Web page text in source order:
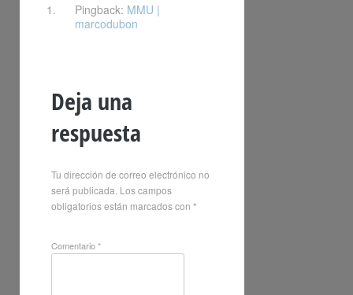
Pingback: MMU |
marcodubon
Deja una
respuesta
Tu dirección de correo electrónico no
será publicada. Los campos
obligatorios están marcados con *
Comentario*